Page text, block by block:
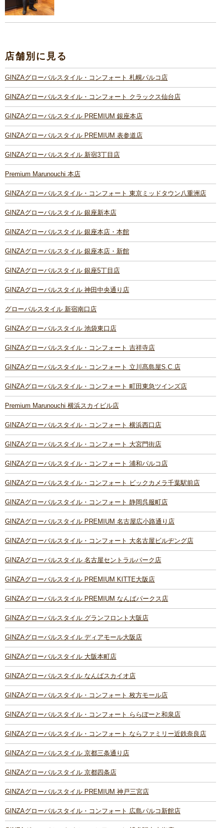
店舗別に見る
GINZAグローバルスタイル・コンフォート 札幌パルコ店
GINZAグローバルスタイル・コンフォート クラックス仙台店
GINZAグローバルスタイル PREMIUM 銀座本店
GINZAグローバルスタイル PREMIUM 表参道店
GINZAグローバルスタイル 新宿3丁目店
Premium Marunouchi 本店
GINZAグローバルスタイル・コンフォート 東京ミッドタウン八重洲店
GINZAグローバルスタイル 銀座新本店
GINZAグローバルスタイル 銀座本店・本館
GINZAグローバルスタイル 銀座本店・新館
GINZAグローバルスタイル 銀座5丁目店
GINZAグローバルスタイル 神田中央通り店
グローバルスタイル 新宿南口店
GINZAグローバルスタイル 池袋東口店
GINZAグローバルスタイル・コンフォート 吉祥寺店
GINZAグローバルスタイル・コンフォート 立川髙島屋S.C.店
GINZAグローバルスタイル・コンフォート 町田東急ツインズ店
Premium Marunouchi 横浜スカイビル店
GINZAグローバルスタイル・コンフォート 横浜西口店
GINZAグローバルスタイル・コンフォート 大宮門街店
GINZAグローバルスタイル・コンフォート 浦和パルコ店
GINZAグローバルスタイル・コンフォート ビックカメラ千葉駅前店
GINZAグローバルスタイル・コンフォート 静岡呉服町店
GINZAグローバルスタイル PREMIUM 名古屋広小路通り店
GINZAグローバルスタイル・コンフォート 大名古屋ビルヂング店
GINZAグローバルスタイル 名古屋セントラルパーク店
GINZAグローバルスタイル PREMIUM KITTE大阪店
GINZAグローバルスタイル PREMIUM なんばパークス店
GINZAグローバルスタイル グランフロント大阪店
GINZAグローバルスタイル ディアモール大阪店
GINZAグローバルスタイル 大阪本町店
GINZAグローバルスタイル なんばスカイオ店
GINZAグローバルスタイル・コンフォート 枚方モール店
GINZAグローバルスタイル・コンフォート ららぽーと和泉店
GINZAグローバルスタイル・コンフォート ならファミリー近鉄奈良店
GINZAグローバルスタイル 京都三条通り店
GINZAグローバルスタイル 京都四条店
GINZAグローバルスタイル PREMIUM 神戸三宮店
GINZAグローバルスタイル・コンフォート 広島パルコ新館店